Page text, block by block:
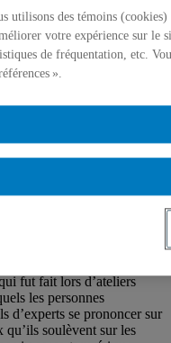
principalement
du Pôle montréalais
sont rassemblées au
pour une journée
de l’intelligence artificielle
en enseignement
suivie, rend compte de
et réunit les
Lefrançois, vice-rectrice
de Montréal,
de la journée n’est pas
porter un regard lucide et
nier et dont la disparition
fut fait lors d’ateliers
les personnes
d’experts se prononcer sur
qu’ils soulèvent sur les
utilisons des témoins
votre expérience sur le
de fréquentation, etc.
».